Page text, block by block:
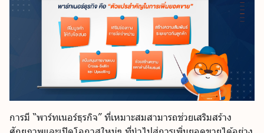
การมี “พาร์ทเนอร์ธุรกิจ” ที่เหมาะสมสามารถช่วยเสริมสร้าง